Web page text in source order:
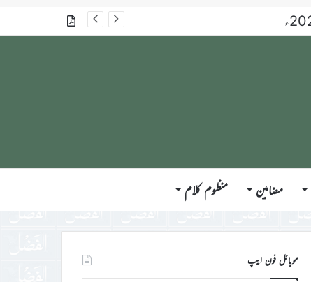
گذشتہ شمارے
مضامین منظوم کلام
موبائل فون ایپ